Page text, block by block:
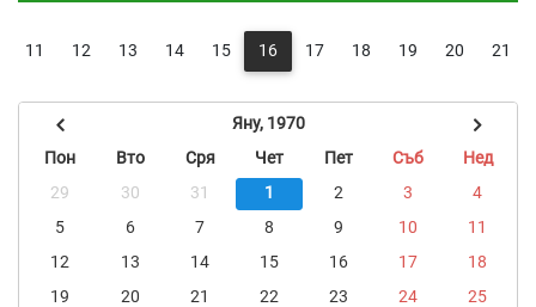
11 12 13 14 15 16 17 18 19 20 21
Яну, 1970
Пон
Вто Сря Чет Пет Съб
Нед
29
30 31 1 2 3
4
5
6 7 8 9 10
11
12
13 14 15 16 17
18
19
20 21 22 23 24
25